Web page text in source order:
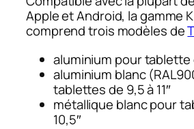
Apple et Android, la gamme
comprend trois modèles de
aluminium pour tablette
aluminium blanc
tablettes de 9,5 à 11″
métallique blanc pour
10,5″